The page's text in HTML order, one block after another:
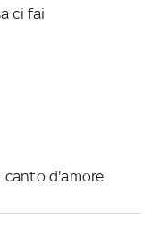
ci fai
canto d'amore